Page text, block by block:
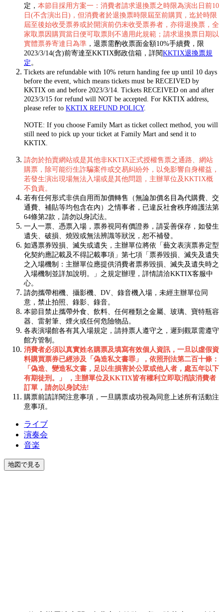
定， 本節目採用方案一：消費者請求退換票之時限為演出日前10
日(不含演出日)，但消費者於退換票時限屆至前購買，迄於時限
屆至後始收受票券或於開演前仍未收受票券者，亦得退換票，全
家取票因購買當日便可取票則不適用此規範；請求退換票日期以
實體票券寄達日為準 ，退票需酌收票面金額10%手續費，限
2023/3/14(含)前寄達至KKTIX郵政信箱，詳閱KKTIX退換票規
定 。
Tickets are refundable with 10% return handing fee up until 10 days
before the event, which means tickets must be RECEIVED by
KKTIX on and before 2023/3/14. Tickets RECEIVED on and after
2023/3/15 for refund will NOT be accepted. For KKTIX address,
please refer to KKTIX REFUND POLICY.
NOTE: If you choose Family Mart as ticket collect method, you will
still need to pick up your ticket at Family Mart and send it to
KKTIX.
請勿於拍賣網站或是其他非KKTIX正式授權售票之通路、網站
購票，除可能衍生詐騙案件或交易糾紛外，以免影響自身權益，
若發生演出現場無法入場或是其他問題，主辦單位及KKTIX概
不負責。
若有任何形式非供自用而加價轉售（無論加價名目為代購費、交
通費、補貼等均包含在內）之情事者，已違反社會秩序維護法第
64條第2款，請勿以身試法。
一人一票、憑票入場，票券視同有價證券，請妥善保存，如發生
遺失、破損、燒毀或無法辨識等狀況，恕不補發。
如遇票券毀損、滅失或遺失，主辦單位將依「藝文表演票券定型
化契約應記載及不得記載事項」第七項「票券毀損、滅失及遺失
之入場機制：主辦單位應提供消費者票券毀損、滅失及遺失時之
入場機制並詳加說明。」之規定辦理，詳情請洽KKTIX客服中
心。
請勿攜帶相機、攝影機、DV、錄音機入場，未經主辦單位同
意，禁止拍照、錄影、錄音。
本節目禁止攜帶外食、飲料、任何種類之金屬、玻璃、寶特瓶容
器、雷射筆、煙火或任何危險物品。
各表演場館各有其入場規定，請持票人遵守之，遲到觀眾需遵守
館方管制。
消費者必須以真實姓名購票及填寫有效個人資訊，一旦以虛假資
料購買票券已經涉及「偽造私文書罪」，依照刑法第二百十條：
「偽造、變造私文書，足以生損害於公眾或他人者，處五年以下
有期徒刑。」 ，主辦單位及KKTIX皆有權利立即取消該消費者
訂單，請勿以身試法!
購票前請詳閱注意事項，一旦購票成功視為同意上述所有活動注
意事項。
ライブ
演奏会
音楽
地図で見る